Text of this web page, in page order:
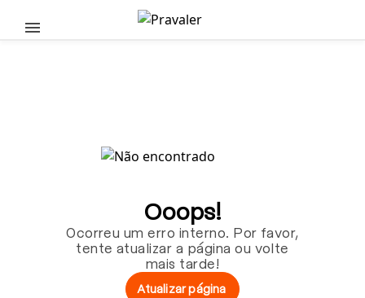
Pular para o conteúdo principal
Ooops!
Ocorreu um erro interno. Por favor,
tente atualizar a página ou volte
mais tarde!
Atualizar página